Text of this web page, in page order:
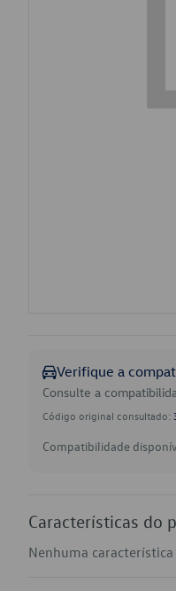
Verifique a
Consulte a
Código original consultado:
Compatibilidade
Características do
Nenhuma